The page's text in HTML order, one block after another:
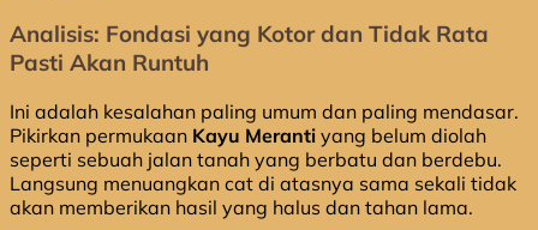
Analisis: Fondasi yang Kotor dan Tidak Rata
Pasti Akan Runtuh
Ini adalah kesalahan paling umum dan paling mendasar.
Pikirkan permukaan Kayu Meranti yang belum diolah
seperti sebuah jalan tanah yang berbatu dan berdebu.
Langsung menuangkan cat di atasnya sama sekali tidak
akan memberikan hasil yang halus dan tahan lama.